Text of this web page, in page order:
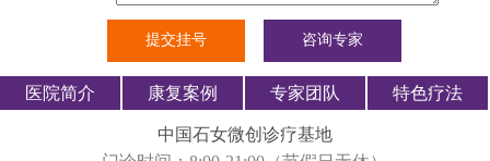
医院简介 康复案例 专家团队 特色疗法
中国石女微创诊疗基地